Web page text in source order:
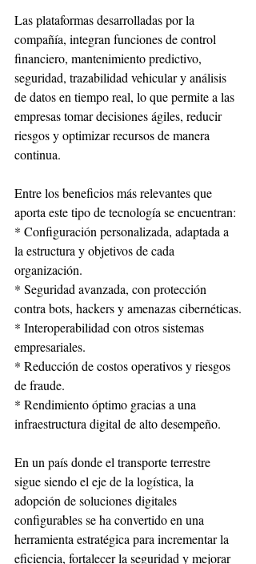
Las plataformas desarrolladas por la
compañía, integran funciones de control
financiero, mantenimiento predictivo,
seguridad, trazabilidad vehicular y análisis
de datos en tiempo real, lo que permite a las
empresas tomar decisiones ágiles, reducir
riesgos y optimizar recursos de manera
continua.
Entre los beneficios más relevantes que
aporta este tipo de tecnología se encuentran:
* Configuración personalizada, adaptada a
la estructura y objetivos de cada
organización.
* Seguridad avanzada, con protección
contra bots, hackers y amenazas cibernéticas.
* Interoperabilidad con otros sistemas
empresariales.
* Reducción de costos operativos y riesgos
de fraude.
* Rendimiento óptimo gracias a una
infraestructura digital de alto desempeño.
En un país donde el transporte terrestre
sigue siendo el eje de la logística, la
adopción de soluciones digitales
configurables se ha convertido en una
herramienta estratégica para incrementar la
eficiencia, fortalecer la seguridad y mejorar